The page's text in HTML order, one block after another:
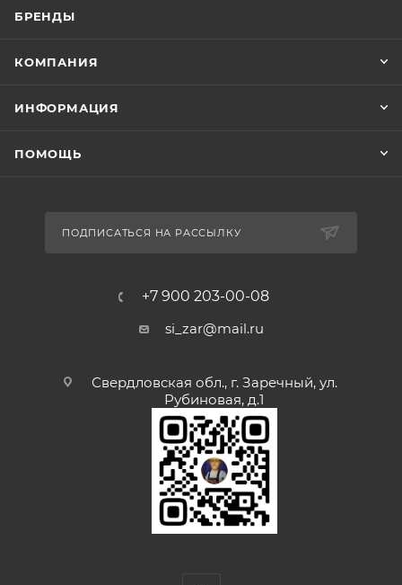
БРЕНДЫ
КОМПАНИЯ
ИНФОРМАЦИЯ
ПОМОЩЬ
ПОДПИСАТЬСЯ НА РАССЫЛКУ
+7 900 203-00-08
si_zar@mail.ru
Свердловская обл., г. Заречный, ул.
Рубиновая, д.1